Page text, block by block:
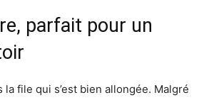
parfait pour un
la file qui s’est bien allongée. Malgré